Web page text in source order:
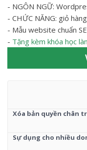
- NGÔN NGỮ:
- CHỨC NĂNG: giỏ
- Mẫu website chuẩn
- Tặng kèm khóa học
Xóa bản quyền chân
Sự dụng cho nhiều